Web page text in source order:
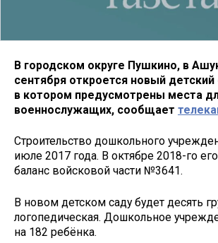
В городском округе Пушкино, в
сентября откроется новый
в котором предусмотрены места
военнослужащих, сообщает
Строительство дошкольного
июле 2017 года. В октябре 2018-го
баланс войсковой части №3641.
В новом детском саду будет десять
логопедическая. Дошкольное
на 182 ребёнка.